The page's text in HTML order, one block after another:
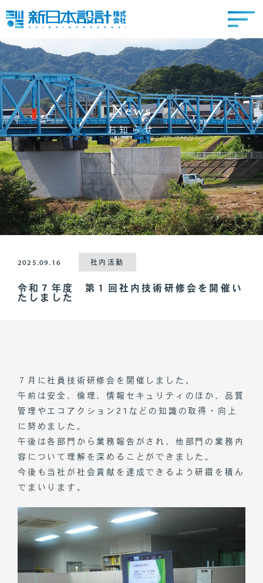
News
お知らせ
2025.09.16 社内活動
令和７年度 第１回社内技術研修会を開催い
たしました
７月に社員技術研修会を開催しました。
午前は安全、倫理、情報セキュリティのほか、品質
管理やエコアクション21などの知識の取得・向上
に努めました。
午後は各部門から業務報告がされ、他部門の業務内
容について理解を深めることができました。
今後も当社が社会貢献を達成できるよう研鑽を積ん
でまいります。